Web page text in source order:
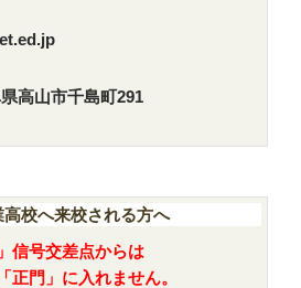
高山市千島町291
高校へ来校される方へ
信号交差点からは
入れません。